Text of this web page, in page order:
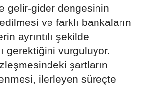
gelir-gider dengesinin
ve farklı bankaların
ayrıntılı şekilde
gerektiğini vurguluyor.
şartların
ilerleyen süreçte